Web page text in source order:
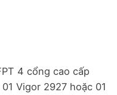
4 cổng cao cấp
Vigor 2927 hoặc 01